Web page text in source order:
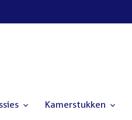
Kamerstukken